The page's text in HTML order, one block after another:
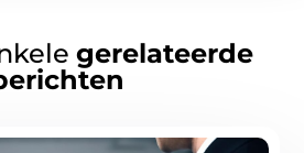
gerelateerde